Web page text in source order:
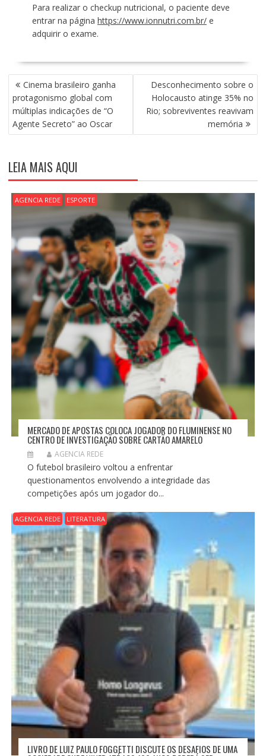
Para realizar o checkup nutricional, o paciente deve
entrar na página https://www.ionnutri.com.br/e
adquirir o exame.
N
A
V
E
G
Ç
Ã
O
D
O
S
T
Cinema brasileiro ganha
protagonismo global com
múltiplas indicações de “O
Agente Secreto” ao Oscar
Desconhecimento sobre o
Holocausto atinge 35% no
Rio; sobreviventes reavivam
memória
LEIA MAIS AQUI
AGENCIA REDE ESPORTE
MERCADO DE APOSTAS COLOCA JOGADOR DO FLUMINENSE NO
CENTRO DE INVESTIGAÇÃO SOBRE CARTÃO AMARELO
AGENCIA REDE
O futebol brasileiro voltou a enfrentar
questionamentos envolvendo a integridade das
competições após um jogador do...
AGENCIA REDE LITERATURA
LIVRO DE LUIZ PAULO FOGGETTI DISCUTE OS DESAFIOS DE UMA